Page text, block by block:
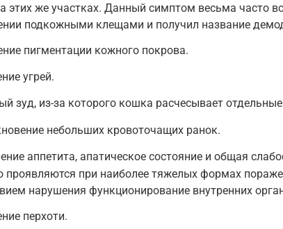
этих же участках. Данный симптом весьма часто
подкожными клещами и получил название
пигментации кожного покрова.
угрей.
зуд, из-за которого кошка расчесывает отдельные
небольших кровоточащих ранок.
аппетита, апатическое состояние и общая
проявляются при наиболее тяжелых формах
нарушения функционирование внутренних
перхоти.